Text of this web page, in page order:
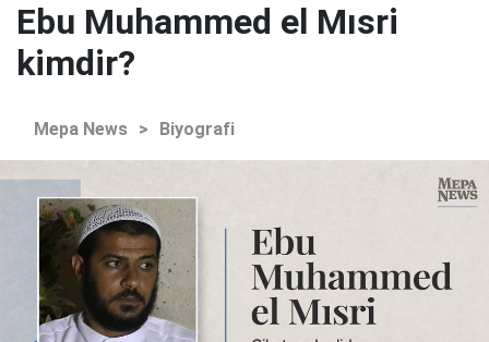
Ebu Muhammed el Mısri
kimdir?
Mepa News > Biyografi